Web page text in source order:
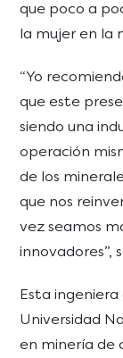
que poco a
la mujer en la
“Yo
que este
siendo una
operación
de los
que nos
vez seamos
innovadores”,
Esta
Universidad
en minería de